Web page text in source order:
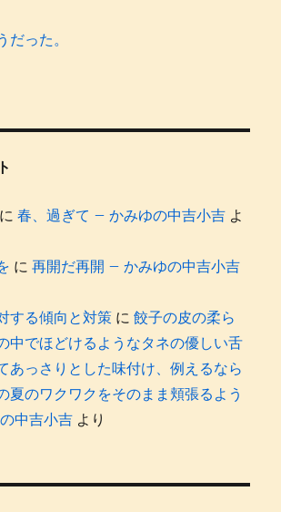
だった。
に春、過ぎて – かみゆの中吉小吉 よ
に再開だ再開 – かみゆの中吉小吉
する傾向と対策 に餃子の皮の柔ら
中でほどけるようなタネの優しい舌
あっさりとした味付け、例えるなら
夏のワクワクをそのまま頬張るよう
中吉小吉 より